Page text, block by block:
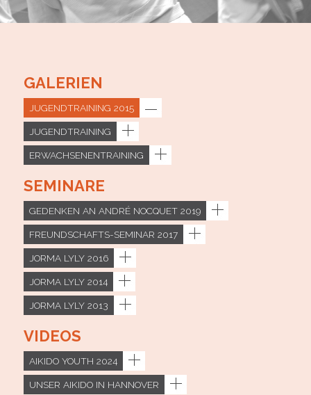
GALERIEN
JUGENDTRAINING 2015
JUGENDTRAINING
ERWACHSENENTRAINING
SEMINARE
GEDENKEN AN ANDRÉ NOCQUET 2019
FREUNDSCHAFTS-SEMINAR 2017
JORMA LYLY 2016
JORMA LYLY 2014
JORMA LYLY 2013
VIDEOS
AIKIDO YOUTH 2024
UNSER AIKIDO IN HANNOVER